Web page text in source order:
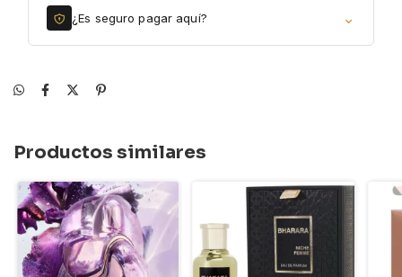
¿Es seguro pagar aquí? ⌄
Productos similares